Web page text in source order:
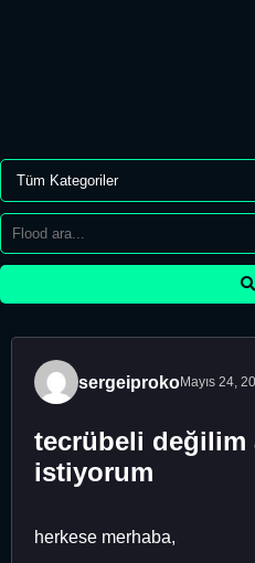
sergeiprokoMayıs 24,
tecrübeli değilim
istiyorum
herkese merhaba,